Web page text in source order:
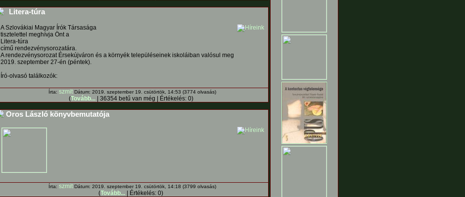
Litera-túra
A Szlovákiai Magyar Írók Társasága
tisztelettel meghívja Önt a
Litera-túra
című rendezvénysorozatára.
A rendezvénysorozat Érsekújváron és a környék településeinek iskoláiban valósul meg
2019. szeptember 27-én (péntek).
Író-olvasó találkozók:
Írta: szmitDátum: 2019. szeptember 19. csütörtök, 14:53 (3774 olvasás)
(Tovább...| 36354 betű van még | Értékelés: 0)
Oros László könyvbemutatója
Írta: szmitDátum: 2019. szeptember 19. csütörtök, 14:18 (3799 olvasás)
(Tovább... | Értékelés: 0)